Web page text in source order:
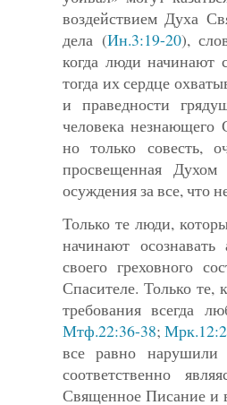
воздействием Духа
дела (Ин.3:19-20),
когда люди начинают
тогда их сердце
и праведности
человека
но толь­ко совесть,
просвещенная
осуждения за все, что
Только те люди,
начинают
своего грехов­но­го
Спасителе. Только те,
требования всегда
Мтф.22:36-38;
все равно нарушили
соответственно
Священное Писание и